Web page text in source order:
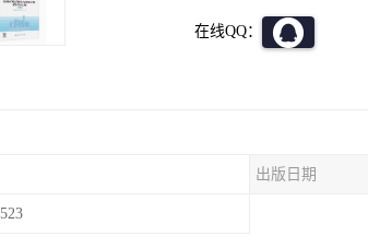
在线QQ：
出版日期